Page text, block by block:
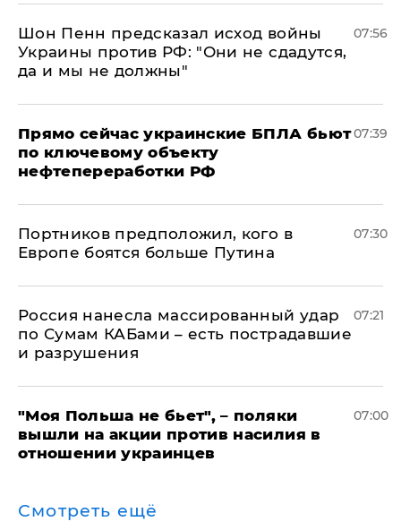
Шон Пенн предсказал исход войны
Украины против РФ: "Они не сдадутся,
да и мы не должны"
07:56
Прямо сейчас украинские БПЛА бьют
по ключевому объекту
нефтепереработки РФ
07:39
Портников предположил, кого в
Европе боятся больше Путина
07:30
Россия нанесла массированный удар
по Сумам КАБами – есть пострадавшие
и разрушения
07:21
"Моя Польша не бьет", – поляки
вышли на акции против насилия в
отношении украинцев
07:00
Смотреть ещё